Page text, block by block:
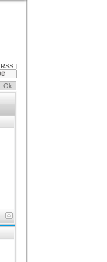
RSS ]